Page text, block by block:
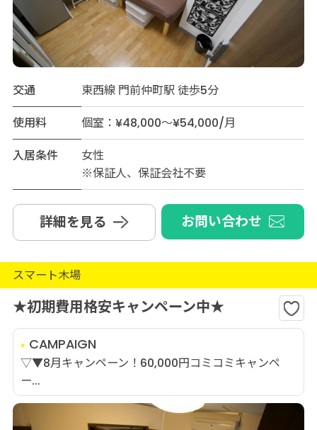
交通
東西線 門前仲町駅 徒歩5分
使用料
個室：¥48,000～¥54,000/月
入居条件
女性
※保証人、保証会社不要
詳細を見る お問い合わせ
スマート木場
★初期費用格安キャンペーン中★
CAMPAIGN
▽▼8月キャンペーン！60,000円コミコミキャンペ
ー...